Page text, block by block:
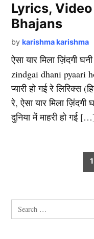
Lyrics,
Bhajans
by karishma karishma
ऐसा यार मिला ज़िंदगी
zindgai dhani pyaari
प्यारी हो गई रे लिरिक्स
रे, ऐसा यार मिला ज़िंदगी
दुनिया में माहरी हो गई
1
Search
for: